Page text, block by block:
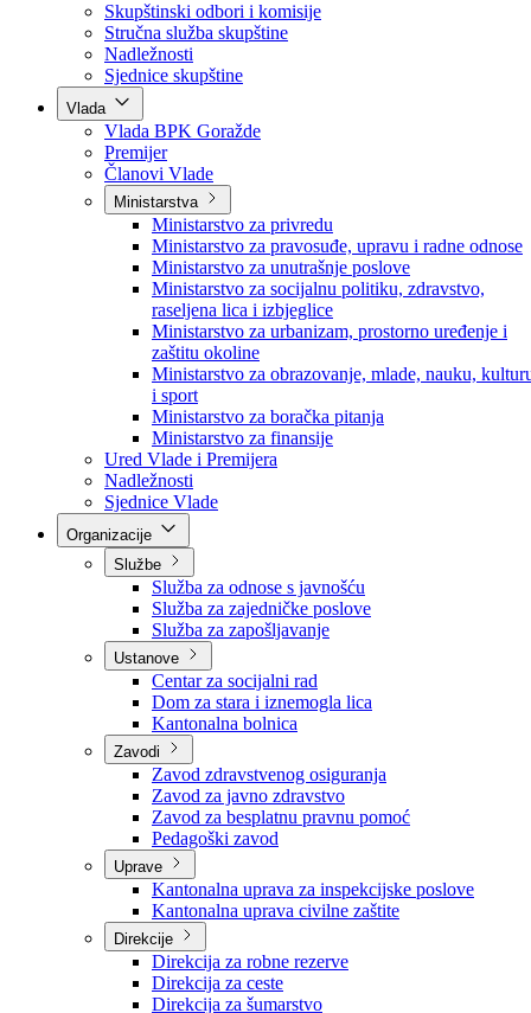
Poslanici po strankama
Poslanici po klubovima naroda
Kolegij skupštine
Skupštinski odbori i komisije
Stručna služba skupštine
Nadležnosti
Sjednice skupštine
Vlada
Vlada BPK Goražde
Premijer
Članovi Vlade
Ministarstva
Ministarstvo za privredu
Ministarstvo za pravosuđe, upravu i radne odnose
Ministarstvo za unutrašnje poslove
Ministarstvo za socijalnu politiku, zdravstvo,
raseljena lica i izbjeglice
Ministarstvo za urbanizam, prostorno uređenje i
zaštitu okoline
Ministarstvo za obrazovanje, mlade, nauku,
i sport
Ministarstvo za boračka pitanja
Ministarstvo za finansije
Ured Vlade i Premijera
Nadležnosti
Sjednice Vlade
Službe
Služba za odnose s javnošću
Služba za zajedničke poslove
Služba za zapošljavanje
Ustanove
Centar za socijalni rad
Dom za stara i iznemogla lica
Kantonalna bolnica
Zavodi
Zavod zdravstvenog osiguranja
Zavod za javno zdravstvo
Zavod za besplatnu pravnu pomoć
Pedagoški zavod
Uprave
Kantonalna uprava za inspekcijske poslove
Kantonalna uprava civilne zaštite
Direkcije